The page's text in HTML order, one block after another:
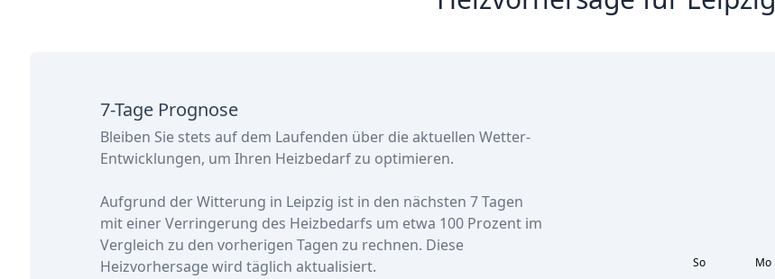
7-Tage Prognose
Bleiben Sie stets auf dem Laufenden über die aktuellen Wetter-
Entwicklungen, um Ihren Heizbedarf zu optimieren.
Aufgrund der Witterung in Leipzig ist in den nächsten 7 Tagen
mit einer Verringerung des Heizbedarfs um etwa 100 Prozentim
Vergleich zu den vorherigen Tagen zu rechnen. Diese
Heizvorhersage wird täglich aktualisiert.
So Mo